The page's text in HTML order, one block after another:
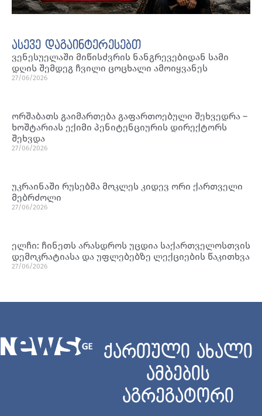
ასევე დაგაინტერესებთ
ვენესუელაში მიწისძვრის ნანგრევებიდან სამი
დღის შემდეგ ჩვილი ცოცხალი ამოიყვანეს
27/06/2026
ორშაბათს გაიმართება გაფართოებული შეხვედრა –
ხოშტარიას ექიმი პენიტენციურის დირექტორს
შეხვდა
27/06/2026
უკრაინაში რუსებმა მოკლეს კიდევ ორი ქართველი
მებრძოლი
27/06/2026
ელჩი: ჩინეთს არასდროს უცდია საქართველოსთვის
დემოკრატიასა და უფლებებზე ლექციების წაკითხვა
27/06/2026
ქართული ახალი
ამბების
აგრეგატორი